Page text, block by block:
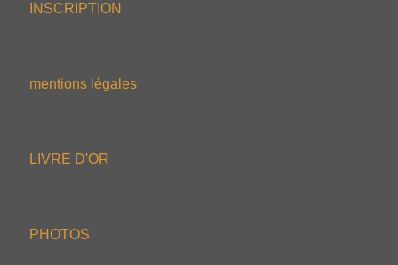
INSCRIPTION
mentions légales
LIVRE D'OR
PHOTOS